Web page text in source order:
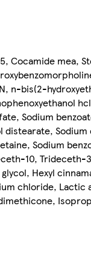
Cocamide mea,
n-bis(2-
Sodium
Sodium
10, Trideceth-
Hexyl
chloride, Lactic